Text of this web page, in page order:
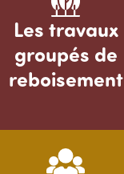
Les travaux
groupés de
reboisement